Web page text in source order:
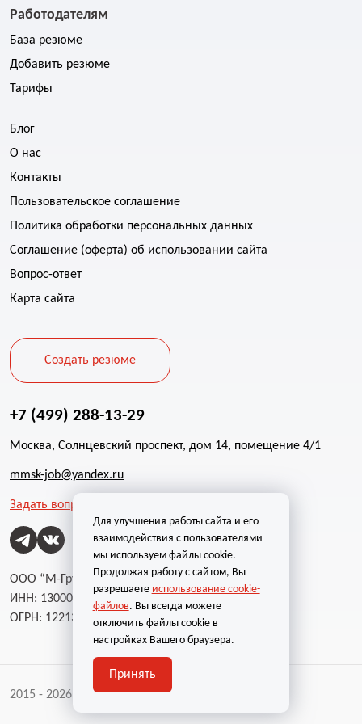
Работодателям
База резюме
Добавить резюме
Тарифы
Блог
О нас
Контакты
Пользовательское соглашение
Политика обработки персональных данных
Соглашение (оферта) об использовании сайта
Вопрос-ответ
Карта сайта
Создать резюме
+7 (499) 288-13-29
Москва, Солнцевский проспект, дом 14, помещение 4/1
mmsk-job@yandex.ru
Задать вопрос
ООО “М-Групп”
ИНН: 1300002787
ОГРН: 1221300004232
2015 - 2026 | Все права защищены
Для улучшения работы сайта и его
взаимодействия с пользователями
мы используем файлы cookie.
Продолжая работу с сайтом, Вы
разрешаете использование cookie-
файлов. Вы всегда можете
отключить файлы cookie в
настройках Вашего браузера.
Принять